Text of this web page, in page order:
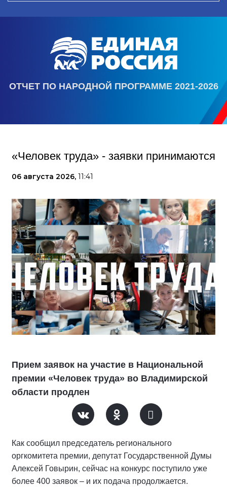
ОТЧЕТ ПО НАРОДНОЙ ПРОГРАММЕ 2021-2026
«Человек труда» - заявки принимаются
06 августа 2026, 11:41
Прием заявок на участие в Национальной
премии «Человек труда» во Владимирской
области продлен
Как сообщил председатель регионального
оргкомитета премии, депутат Государственной Думы
Алексей Говырин, сейчас на конкурс поступило уже
более 400 заявок – и их подача продолжается.